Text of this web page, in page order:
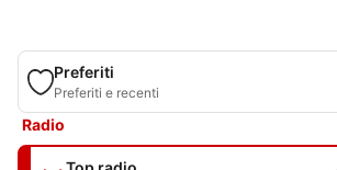
Preferiti
Preferiti e recenti
Radio